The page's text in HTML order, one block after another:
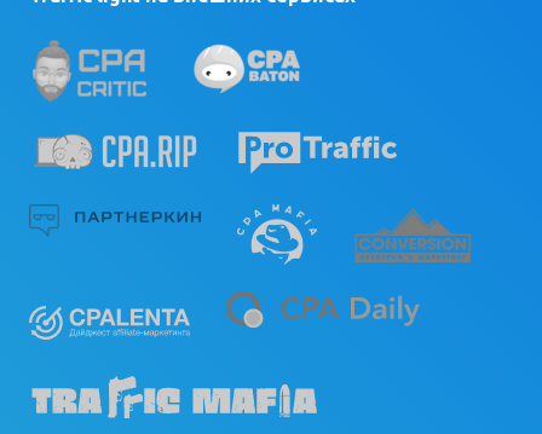
помочь?
образом эффективнее всего
поддерживать с нами связь?